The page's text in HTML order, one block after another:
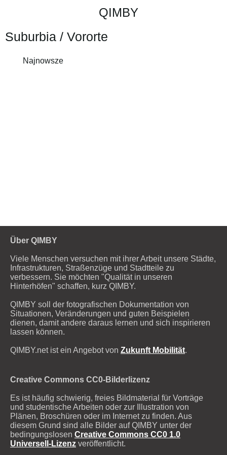
QIMBY
Suburbia / Vororte
Najnowsze
Über QIMBY
Viele Menschen versuchen mit ihrer Arbeit unsere Städte,
Infrastrukturen, Straßenzüge und Stadtteile zu
verbessern. Sie möchten "Qualität in unseren
Hinterhöfen" schaffen, kurz QIMBY.
QIMBY soll der fotografischen Dokumentation von
Situationen, Veränderungen und guten Beispielen
dienen, damit andere daraus lernen und sich inspirieren
lassen können.
QIMBY.net ist ein Angebot von Zukunft Mobilität.
Creative Commons CC0-Bilderlizenz
Es ist häufig schwierig, freies Bildmaterial für Vorträge
und studentische Arbeiten oder zur Illustration von
Plänen, Broschüren oder im Internet zu finden. Aus
diesem Grund sind alle Bilder auf QIMBY unter der
bedingungslosen Creative Commons CC0 1.0
Universell-Lizenz veröffentlicht.